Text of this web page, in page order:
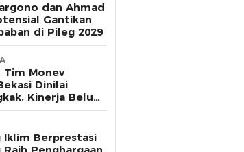
dan Ahmad
Gantikan
di Pileg 2029
Tim Monev
Dinilai
Kinerja Belum
Iklim Berprestasi